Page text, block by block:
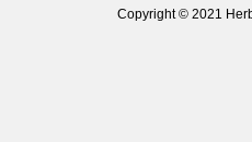
Copyright © 2021